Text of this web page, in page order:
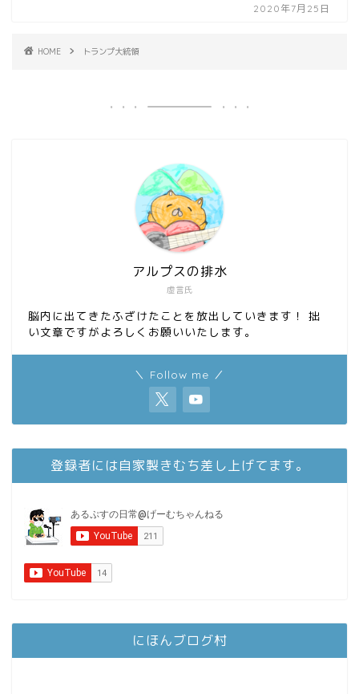
2020年7月25日
HOME トランプ大統領
虚言氏
アルプスの排水
脳内に出てきたふざけたことを放出していきます！ 拙
い文章ですがよろしくお願いいたします。
＼ Follow me ／
登録者には自家製きむち差し上げてます。
にほんブログ村